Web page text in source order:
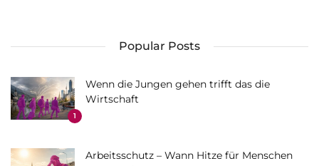
Popular Posts
1
Wenn die Jungen gehen trifft das die
Wirtschaft
Arbeitsschutz – Wann Hitze für Menschen